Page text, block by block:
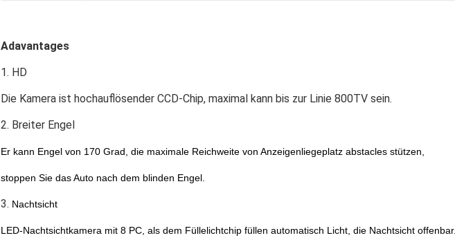
Adavantages
1. HD
Die Kamera ist hochauflösender CCD-Chip, maximal kann bis zur Linie 800TV sein.
2. Breiter Engel
Er kann Engel von 170 Grad, die maximale Reichweite von Anzeigenliegeplatz abstacles stützen,
stoppen Sie das Auto nach dem blinden Engel.
3. Nachtsicht
LED-Nachtsichtkamera mit 8 PC, als dem Füllelichtchip füllen automatisch Licht, die Nachtsicht offenbar.